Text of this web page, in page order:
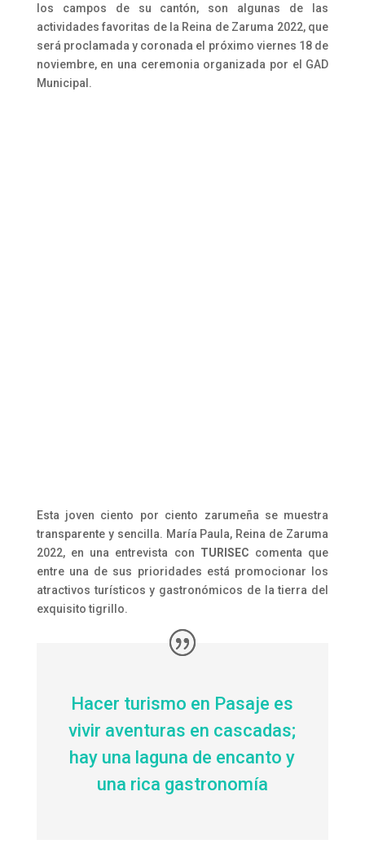
los campos de su cantón, son algunas de las
actividades favoritas de la Reina de Zaruma 2022, que
será proclamada y coronada el próximo viernes 18 de
noviembre, en una ceremonia organizada por el GAD
Municipal.
Esta joven ciento por ciento zarumeña se muestra
transparente y sencilla. María Paula, Reina de Zaruma
2022, en una entrevista con TURISEC comenta que
entre una de sus prioridades está promocionar los
atractivos turísticos y gastronómicos de la tierra del
exquisito tigrillo.
Hacer turismo en Pasaje es
vivir aventuras en cascadas;
hay una laguna de encanto y
una rica gastronomía